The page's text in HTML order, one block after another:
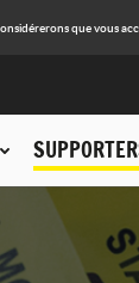
que vous